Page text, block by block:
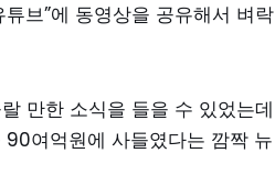
브”에 동영상을 공유해서 벼락
만한 소식을 들을 수 있었는데
90여억원에 사들였다는 깜짝 뉴